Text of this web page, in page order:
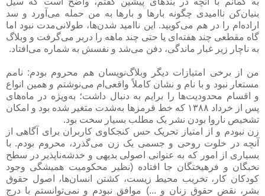
بنیان‌کن ناامیدی چگونه بارها و بارها به من حمله می‌آورد و سد
اراده‌ام را در هم می‌کوبید. این ناامید شدن‌ها، طولانی‌مدت نبود اما
گاه مقطعی چند هفته‌ای یا حتی چند ماهه را دربر می‌گرفت و وبلاگ
به ناچار زیر غبار ماندگی، دفن می‌شد و نفسش به شماره می‌افتاد.
من از برخی امتیازات دیگر وبلاگ‌نویسان هم محروم بودم: نامم
مستعار نبود و با نام و نشان کاملاً واقعی‌ام می‌نوشتم و همین انواع
و اقسام محدودیت‌ها را برایم به دنبال داشت؛ به‌ویژه در ماه‌های
پس از خرداد ۱۳۸۸ که خط قرمزها به‌شدت متغیر شده بود و امکان
تشخیص ناروا بودن نشر یک مطلب بسیار سخت بود.
زن نبودم و از امتیاز تحریک حس کنجکاوی کاربران برای آگاهی از
آنچه در خلوت روحی و جسمی یک زن می‌گذرد، محروم بودم. با
بسیاری از امور که به عنوانی اصولی بدیهی و خدشه‌ناپذیر در سطح
نخبگان و فرهیختگان جا افتاده (نظیر محکومیت همیشگی وجود
کودکان کار، تخریب محیط زیست، کشتن انسان‌ها، اصول حقوق
بشر، نقض حقوق زنان و ...) موافق نبودم و نمی‌توانستم با درج